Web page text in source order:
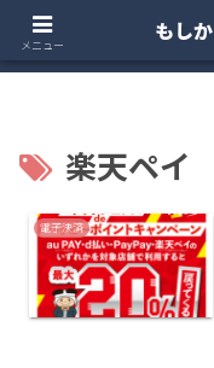
ホーム
楽天ペイ
電子決済
メニュー
もし